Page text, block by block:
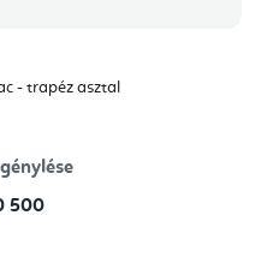
- trapéz asztal
500